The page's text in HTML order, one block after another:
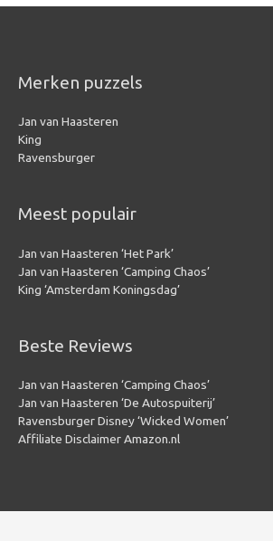
Merken puzzels
Jan van Haasteren
King
Ravensburger
Meest populair
Jan van Haasteren ‘Het Park’
Jan van Haasteren ‘Camping Chaos’
King ‘Amsterdam Koningsdag’
Beste Reviews
Jan van Haasteren ‘Camping Chaos’
Jan van Haasteren ‘De Autospuiterij’
Ravensburger Disney ‘Wicked Women’
Affiliate Disclaimer Amazon.nl